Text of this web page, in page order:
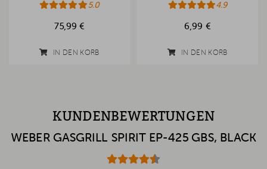
5.0
75,99 €
IN DEN KORB
4.9
6,99 €
IN DEN KORB
KUNDENBEWERTUNGEN
WEBER GASGRILL SPIRIT EP-425 GBS, BLACK